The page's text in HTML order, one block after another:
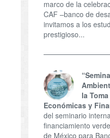
marco de la
CAF –banco de
invitamos a los
prestigioso...
la
Económicas y
del seminario
financiamiento
de México para